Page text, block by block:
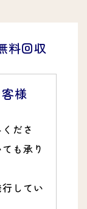
料回収
様
ださ
も承り
してい